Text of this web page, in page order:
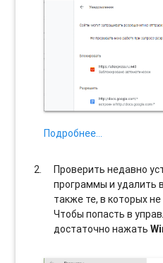
Подробнее…
Проверить недавно
программы и удалить
также те, в которых
Чтобы попасть в
достаточно нажать